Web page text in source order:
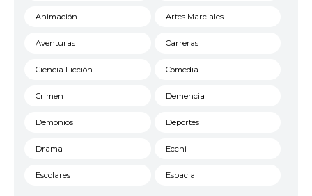
Animación Artes Marciales
Aventuras Carreras
Ciencia Ficción Comedia
Crimen Demencia
Demonios Deportes
Drama Ecchi
Escolares Espacial